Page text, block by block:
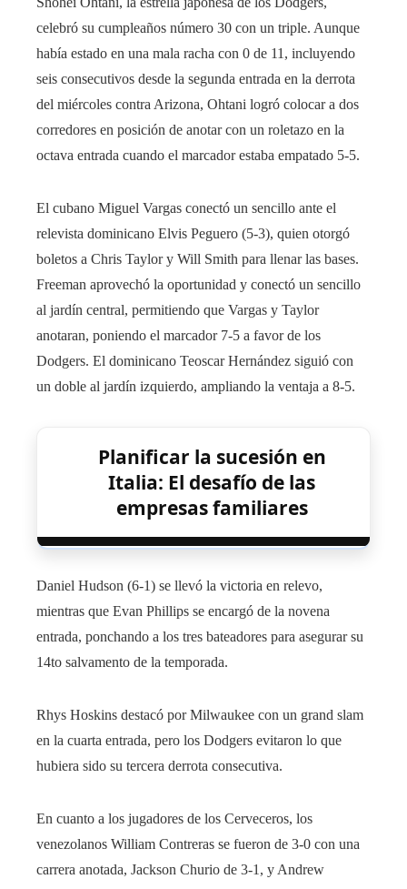
celebró su cumpleaños número 30 con un triple. Aunque
había estado en una mala racha con 0 de 11, incluyendo
seis consecutivos desde la segunda entrada en la derrota
del miércoles contra Arizona, Ohtani logró colocar a dos
corredores en posición de anotar con un roletazo en la
octava entrada cuando el marcador estaba empatado 5-5.
El cubano Miguel Vargas conectó un sencillo ante el
relevista dominicano Elvis Peguero (5-3), quien otorgó
boletos a Chris Taylor y Will Smith para llenar las bases.
Freeman aprovechó la oportunidad y conectó un sencillo
al jardín central, permitiendo que Vargas y Taylor
anotaran, poniendo el marcador 7-5 a favor de los
Dodgers. El dominicano Teoscar Hernández siguió con
un doble al jardín izquierdo, ampliando la ventaja a 8-5.
Planificar la sucesión en
Italia: El desafío de las
empresas familiares
Daniel Hudson (6-1) se llevó la victoria en relevo,
mientras que Evan Phillips se encargó de la novena
entrada, ponchando a los tres bateadores para asegurar su
14to salvamento de la temporada.
Rhys Hoskins destacó por Milwaukee con un grand slam
en la cuarta entrada, pero los Dodgers evitaron lo que
hubiera sido su tercera derrota consecutiva.
En cuanto a los jugadores de los Cerveceros, los
venezolanos William Contreras se fueron de 3-0 con una
carrera anotada, Jackson Churio de 3-1, y Andrew